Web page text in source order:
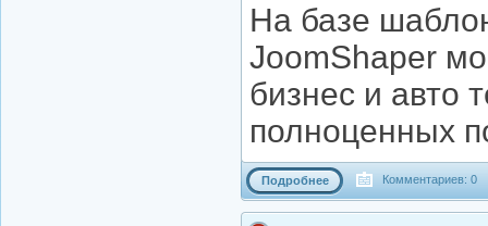
На базе
JoomShaper
бизнес и авто
полноценных
Подробнее Комментариев: 0